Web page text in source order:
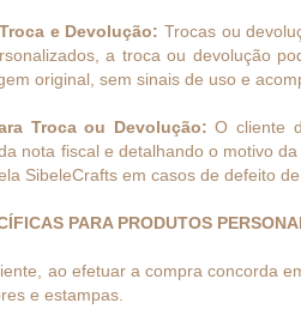
e Devolução: Trocas ou
a troca ou devolução
original, sem sinais de uso e
Troca ou Devolução: O cliente
nota fiscal e detalhando o motivo
SibeleCrafts em casos de defeito
PARA PRODUTOS
ao efetuar a compra concorda
e estampas.